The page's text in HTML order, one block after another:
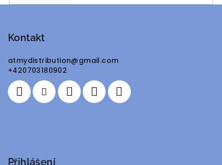
Kontakt
atmydistribution@gmail.com
+420703180902
Přihlášení